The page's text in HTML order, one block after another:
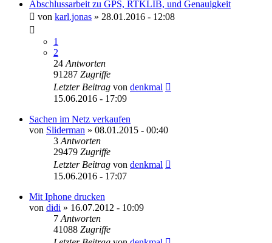
Abschlussarbeit zu GPS, RTKLIB, und Genauigkeit
von karl.jonas » 28.01.2016 - 12:08
1
2
24 Antworten
91287 Zugriffe
Letzter Beitrag von denkmal
15.06.2016 - 17:09
Sachen im Netz verkaufen
von Sliderman » 08.01.2015 - 00:40
3 Antworten
29479 Zugriffe
Letzter Beitrag von denkmal
15.06.2016 - 17:07
Mit Iphone drucken
von didi » 16.07.2012 - 10:09
7 Antworten
41088 Zugriffe